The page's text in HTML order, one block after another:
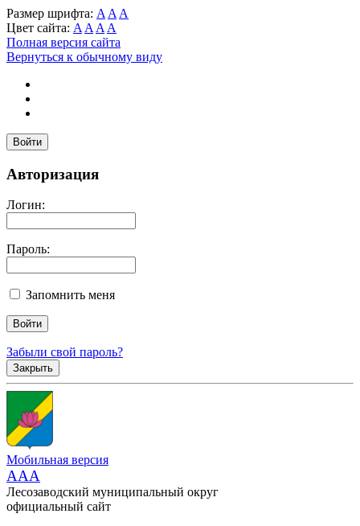
Размер шрифта: A A A
Цвет сайта: A A A A
Полная версия сайта
Вернуться к обычному виду
Войти
Авторизация
Логин:
Пароль:
Запомнить меня
Забыли свой пароль?
Закрыть
Мобильная версия
AAA
Лесозаводский муниципальный округ
официальный сайт